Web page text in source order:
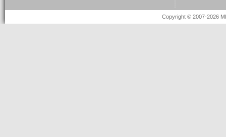
Copyright © 2007-2026